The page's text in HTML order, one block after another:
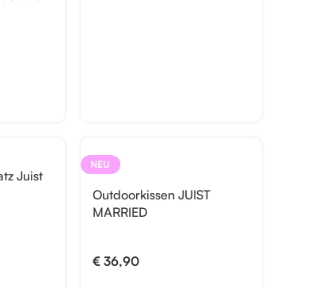
Juist
NEU
Outdoorkissen JUIST
MARRIED
€36,90